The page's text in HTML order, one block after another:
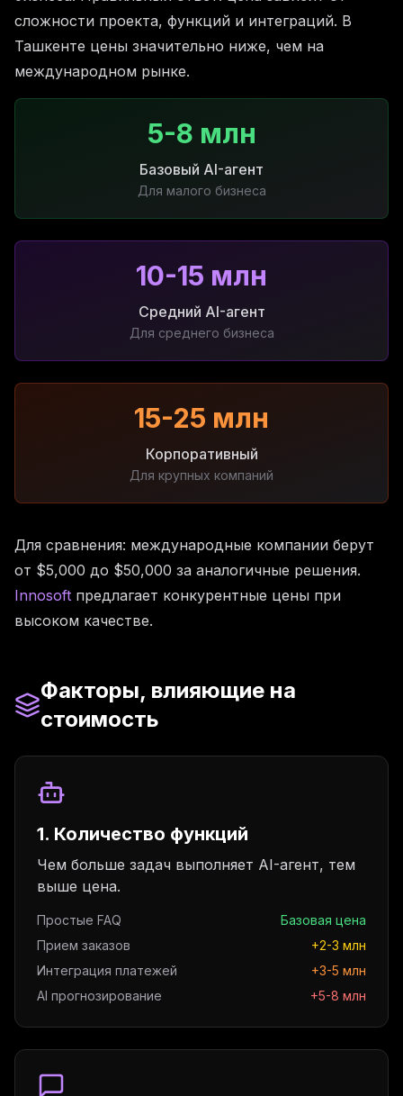
сложности проекта, функций и интеграций. В
Ташкенте цены значительно ниже, чем на
международном рынке.
5-8 млн
Базовый AI-агент
Для малого бизнеса
10-15 млн
Средний AI-агент
Для среднего бизнеса
15-25 млн
Корпоративный
Для крупных компаний
Для сравнения: международные компании берут
от $5,000 до $50,000 за аналогичные решения.
Innosoft предлагает конкурентные цены при
высоком качестве.
Факторы, влияющие на
стоимость
1. Количество функций
Чем больше задач выполняет AI-агент, тем
выше цена.
Простые FAQ
Базовая цена
Прием заказов
+2-3 млн
Интеграция платежей
+3-5 млн
AI прогнозирование
+5-8 млн